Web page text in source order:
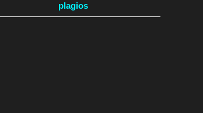
plagios